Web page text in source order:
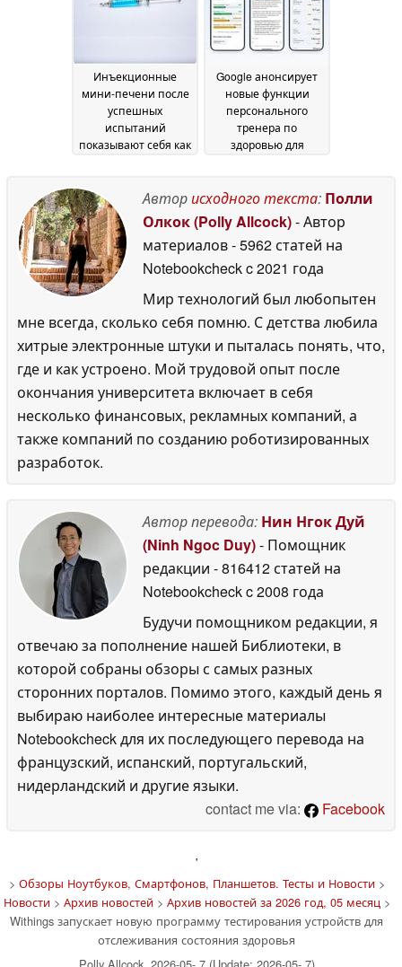
Инъекционные
мини-печени после
успешных
испытаний
показывают себя как
March 2026
Google анонсирует
новые функции
персонального
тренера по
здоровью для
Авторисходного текста: Полли
Олкок (Polly Allcock)- Автор
материалов- 5962 статей на
Notebookcheckc 2021 года
Мир технологий был любопытен
мне всегда, сколько себя помню. С детства любила
хитрые электронные штуки и пыталась понять, что,
где и как устроено. Мой трудовой опыт после
окончания университета включает в себя
несколько финансовых, рекламных компаний, а
также компаний по созданию роботизированных
разработок.
Автор перевода: Нин Нгок Дуй
(Ninh Ngoc Duy)- Помощник
редакции - 816412 статей на
Notebookcheckc 2008 года
Будучи помощником редакции, я
отвечаю за пополнение нашей Библиотеки, в
которой собраны обзоры с самых разных
сторонних порталов. Помимо этого, каждый день я
выбираю наиболее интересные материалы
Notebookcheck для их последующего перевода на
французский, испанский, португальский,
нидерландский и другие языки.
contact me via:
Facebook
'
> Обзоры Ноутбуков, Смартфонов, Планшетов. Тесты и Новости>
Новости> Архив новостей> Архив новостей за 2026 год, 05 месяц>
Withings запускает новую программу тестирования устройств для
отслеживания состояния здоровья